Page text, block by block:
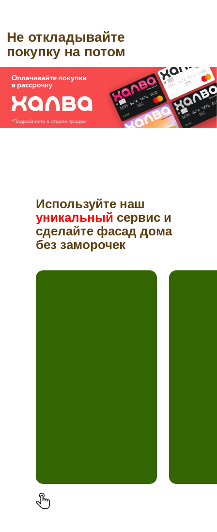
Используйте наш
уникальный сервис и
сделайте фасад дома
без заморочек